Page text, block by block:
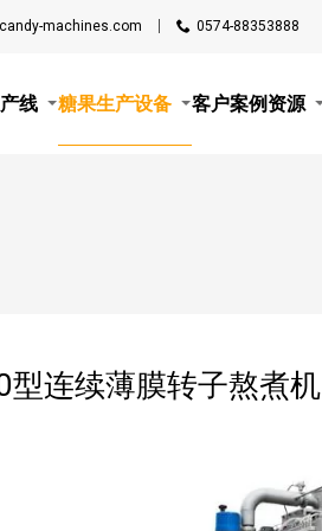
machines.com 0574-88353888
线 糖果生产设备 客户案例 资源
型连续薄膜转子熬煮机